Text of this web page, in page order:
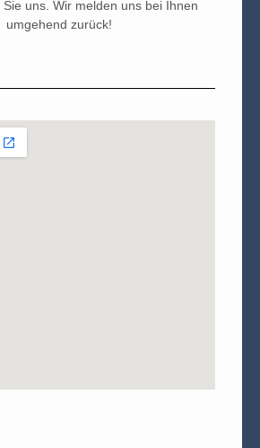
Sie uns. Wir melden uns bei Ihnen
umgehend zurück!